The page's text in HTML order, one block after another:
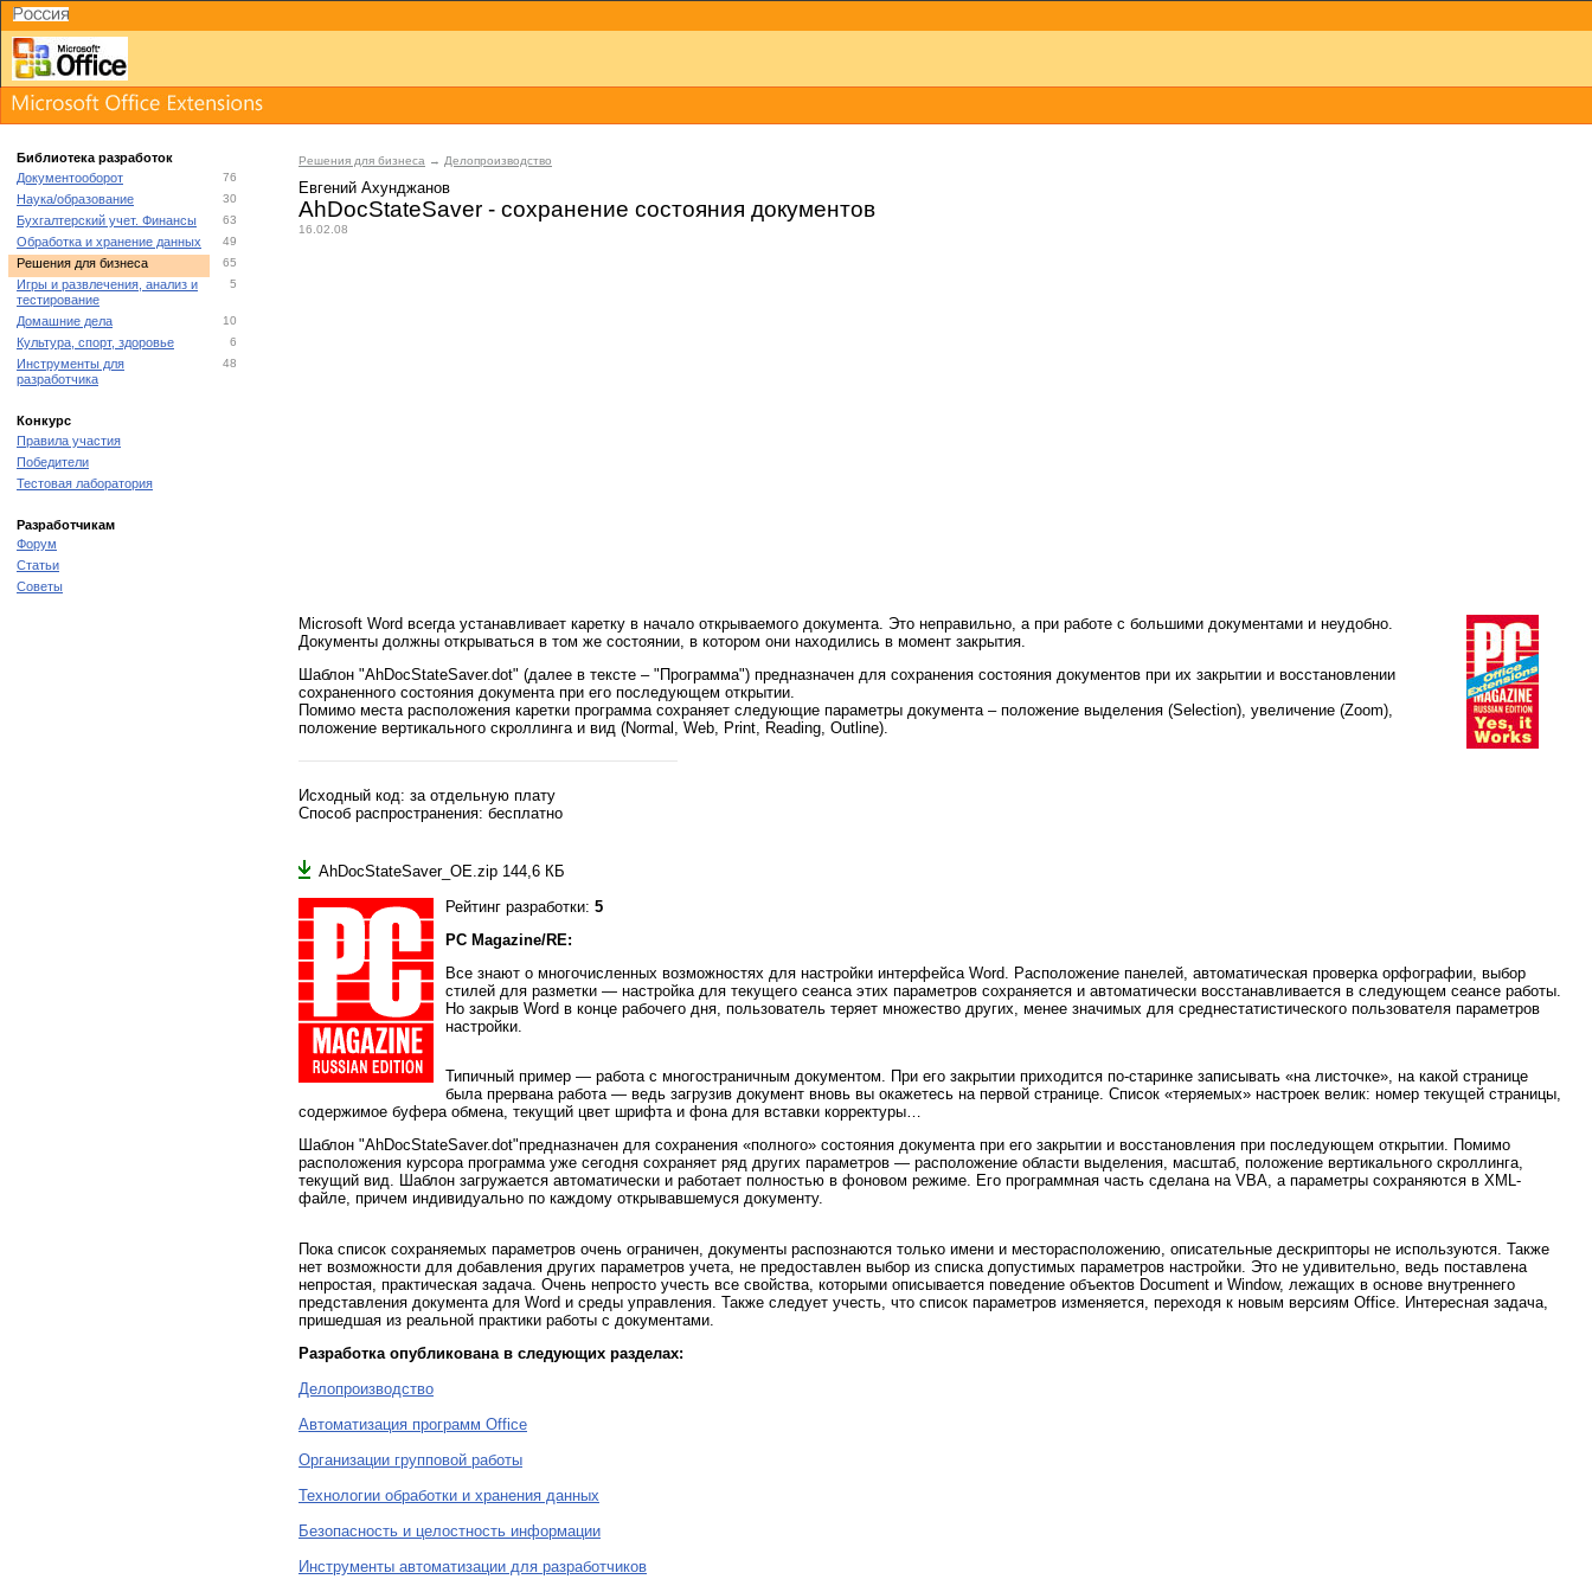
Библиотека разработок
Документооборот
76
Наука/образование 30
Бухгалтерский учет. Финансы 63
Обработка и хранение данных 49
Решения для бизнеса 65
Игры и развлечения, анализ и
тестирование
5
Домашние дела 10
Культура, спорт, здоровье 6
Инструменты для
разработчика
48
Конкурс
Правила участия
Победители
Тестовая лаборатория
Разработчикам
Форум
Статьи
Советы
Решения для бизнеса → Делопроизводство
Евгений Ахунджанов
AhDocStateSaver - сохранение состояния документов
16.02.08
Microsoft Word всегда устанавливает каретку в начало открываемого документа. Это неправильно, а при работе с большими документами и неудобно.
Документы должны открываться в том же состоянии, в котором они находились в момент закрытия.
Шаблон "AhDocStateSaver.dot" (далее в тексте – "Программа") предназначен для сохранения состояния документов при их закрытии и восстановлении
сохраненного состояния документа при его последующем открытии.
Помимо места расположения каретки программа сохраняет следующие параметры документа – положение выделения (Selection), увеличение (Zoom),
положение вертикального скроллинга и вид (Normal, Web, Print, Reading, Outline).
Исходный код: за отдельную плату
Способ распространения: бесплатно
AhDocStateSaver_OE.zip 144,6 КБ
Рейтинг разработки: 5
PC Magazine/RE:
Все знают о многочисленных возможностях для настройки интерфейса Word. Расположение панелей, автоматическая проверка орфографии, выбор
стилей для разметки — настройка для текущего сеанса этих параметров сохраняется и автоматически восстанавливается в следующем сеансе работы.
Но закрыв Word в конце рабочего дня, пользователь теряет множество других, менее значимых для среднестатистического пользователя параметров
настройки.
Типичный пример — работа с многостраничным документом. При его закрытии приходится по-старинке записывать «на листочке», на какой странице
была прервана работа — ведь загрузив документ вновь вы окажетесь на первой странице. Список «теряемых» настроек велик: номер текущей страницы,
содержимое буфера обмена, текущий цвет шрифта и фона для вставки корректуры…
Шаблон "AhDocStateSaver.dot"предназначен для сохранения «полного» состояния документа при его закрытии и восстановления при последующем открытии. Помимо
расположения курсора программа уже сегодня сохраняет ряд других параметров — расположение области выделения, масштаб, положение вертикального скроллинга,
текущий вид. Шаблон загружается автоматически и работает полностью в фоновом режиме. Его программная часть сделана на VBA, а параметры сохраняются в XML-
файле, причем индивидуально по каждому открывавшемуся документу.
Пока список сохраняемых параметров очень ограничен, документы распознаются только имени и месторасположению, описательные дескрипторы не используются. Также
нет возможности для добавления других параметров учета, не предоставлен выбор из списка допустимых параметров настройки. Это не удивительно, ведь поставлена
непростая, практическая задача. Очень непросто учесть все свойства, которыми описывается поведение объектов Document и Window, лежащих в основе внутреннего
представления документа для Word и среды управления. Также следует учесть, что список параметров изменяется, переходя к новым версиям Office. Интересная задача,
пришедшая из реальной практики работы с документами.
Разработка опубликована в следующих разделах:
Делопроизводство
Автоматизация программ Office
Организации групповой работы
Технологии обработки и хранения данных
Безопасность и целостность информации
Инструменты автоматизации для разработчиков